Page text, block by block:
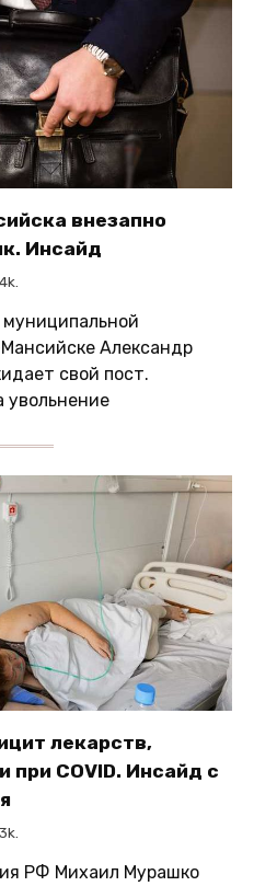
внезапно
Инсайд
Александр
свой пост.
увольнение
лекарств,
COVID. Инсайд с
РФ Михаил Мурашко